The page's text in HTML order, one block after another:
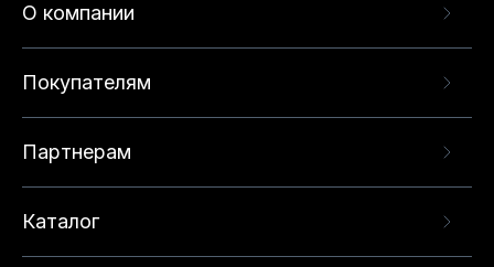
О компании
Покупателям
Партнерам
Каталог